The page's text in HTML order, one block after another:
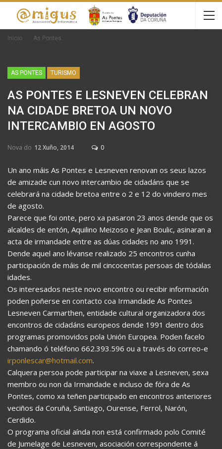
Inicio As Pontes
AS PONTES TURISMO
AS PONTES E LESNEVEN CELEBRAN
NA CIDADE BRETOA UN NOVO
INTERCAMBIO EN AGOSTO
Nova do 12 Xuño, 2014 0
Un ano máis As Pontes e Lesneven renovan os seus lazos
de amizade cun novo intercambio de cidadáns que se
celebrará na cidade bretoa entre o 2 e 12 do vindeiro mes
de agosto.
Parece que foi onte, pero xa pasaron 23 anos dende que os
alcaldes de entón, Aquilino Meizoso e Jean Boulic, asinaran a
acta de irmandade entre as dúas cidades no ano 1991.
Dende aquel ano lévanse realizado 25 encontros cunha
participación de máis de mil cincocentas persoas de tódalas
idades.
Os interesados neste novo encontro ou recibir información
poden poñerse en contacto coa Irmandade As Pontes
Lesneven Carmarthen, entidade cultural organizadora dos
encontros de cidadáns europeos dende 1991 dentro dos
programas promovidos pola Unión Europea. Poden facelo
chamando ó teléfono 662.393.596 ou a través do correo-e
irponlescar@hotmail.com.
Calquera persoa pode participar na viaxe a Lesneven, sexa
membro ou non da Irmandade e incluso de fóra de As
Pontes, como xa teñen participado en encontros anteriores
veciños da Coruña, Santiago, Ourense, Ferrol, Narón,
Cerdido.
O programa oficial aínda non está confirmado polo Comité
de Jumelage de Lesneven, asociación correspondente á